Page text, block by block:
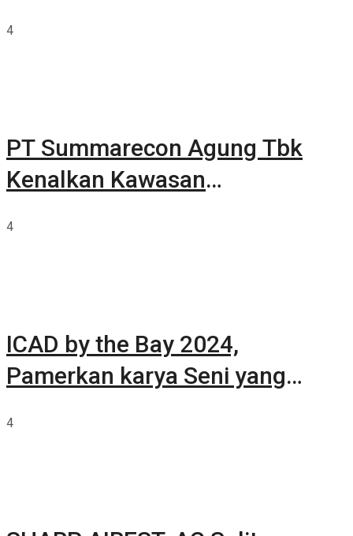
4
PT Summarecon Agung Tbk
Kenalkan Kawasan
4
ICAD by the Bay 2024,
Pamerkan karya Seni yang
4